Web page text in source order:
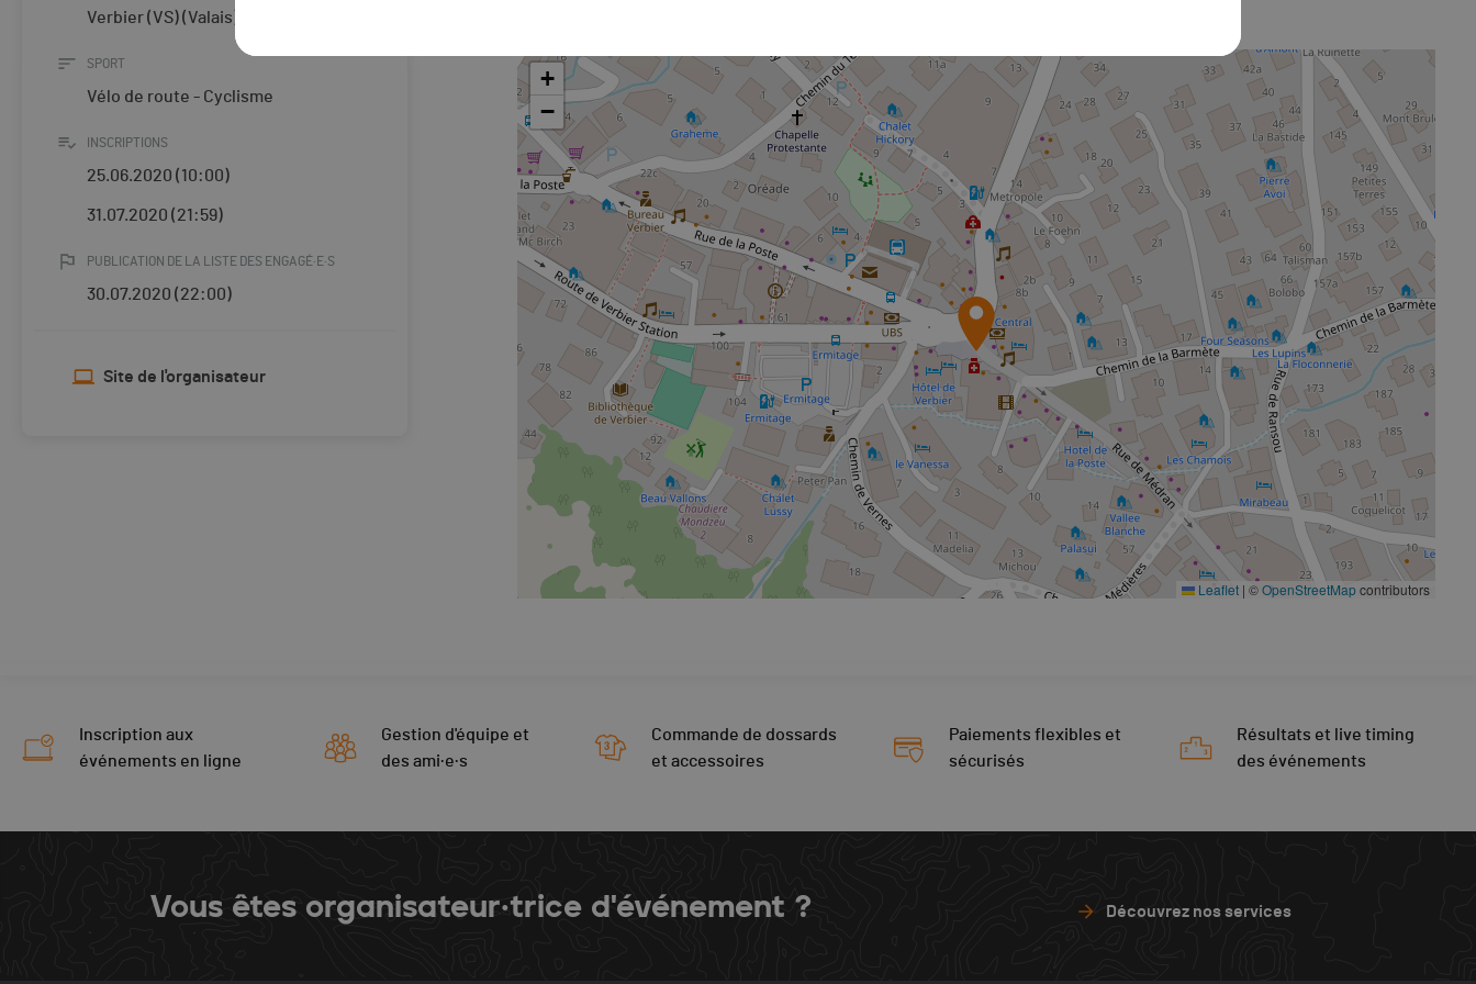
Verbier (VS) (Valais)
SPORT
Vélo de route - Cyclisme
INSCRIPTIONS
25.06.2020 (10:00)
31.07.2020 (21:59)
PUBLICATION DE LA LISTE DES ENGAGÉ·E·S
30.07.2020 (22:00)
Site de l'organisateur
+
−
Leaflet | ©OpenStreetMapcontributors
Inscription aux
événements en ligne
Gestion d'équipe et
des ami·e·s
Commande de dossards
et accessoires
Paiements flexibles et
sécurisés
Résultats et live timing
des événements
Vous êtes organisateur·trice d'événement ? Découvrez nos services